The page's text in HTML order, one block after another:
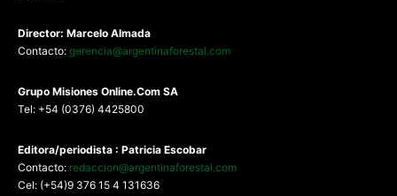
Director: Marcelo Almada
Contacto: gerencia@argentinaforestal.com
Grupo Misiones Online.Com SA
Tel: +54 (0376) 4425800
Editora/periodista : Patricia Escobar
Contacto: redaccion@argentinaforestal.com
Cel: (+54)9 376 15 4 131636